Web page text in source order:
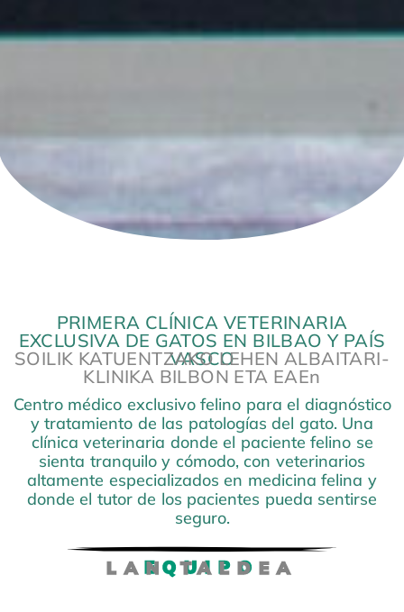
PRIMERA CLÍNICA VETERINARIA
EXCLUSIVA DE GATOS EN BILBAO Y PAÍS
VASCO
SOILIK KATUENTZAKO LEHEN ALBAITARI-
KLINIKA BILBON ETA EAEn
Centro médico exclusivo felino para el diagnóstico
y tratamiento de las patologías del gato. Una
clínica veterinaria donde el paciente felino se
sienta tranquilo y cómodo, con veterinarios
altamente especializados en medicina felina y
donde el tutor de los pacientes pueda sentirse
seguro.
Formación
Graduada
en
Veterinaria
por
la
X.
Madrid.
ExperienciaEQUIPO
LAN TALDEA